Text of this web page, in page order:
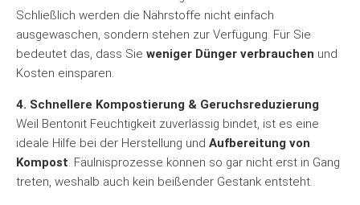
Schließlich werden die Nährstoffe nicht einfach
ausgewaschen, sondern stehen zur Verfügung. Für Sie
bedeutet das, dass Sie weniger Dünger verbrauchen und
Kosten einsparen.
4. Schnellere Kompostierung & Geruchsreduzierung
Weil Bentonit Feuchtigkeit zuverlässig bindet, ist es eine
ideale Hilfe bei der Herstellung und Aufbereitung von
Kompost. Fäulnisprozesse können so gar nicht erst in Gang
treten, weshalb auch kein beißender Gestank entsteht.